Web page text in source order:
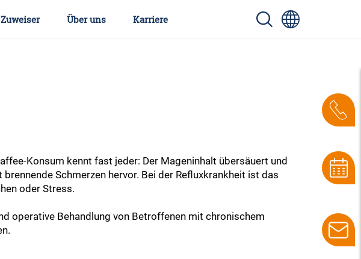
Zuweiser Über uns Karriere
Konsum kennt fast jeder: Der Mageninhalt übersäuert und
Schmerzen hervor. Bei der Refluxkrankheit ist das
oder Stress.
operative Behandlung von Betroffenen mit chronischem